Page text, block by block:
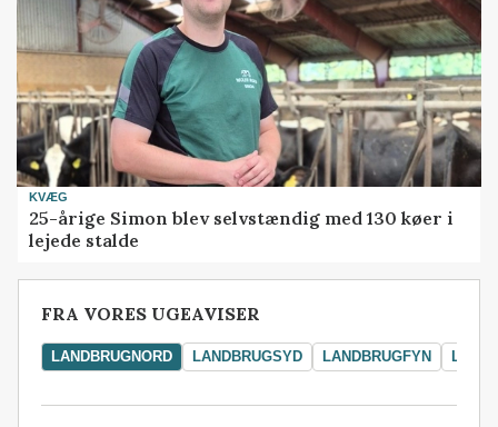
KVÆG
25-årige Simon blev selvstændig med 130 køer i
lejede stalde
FRA VORES UGEAVISER
LANDBRUGNORD LANDBRUGSYD LANDBRUGFYN